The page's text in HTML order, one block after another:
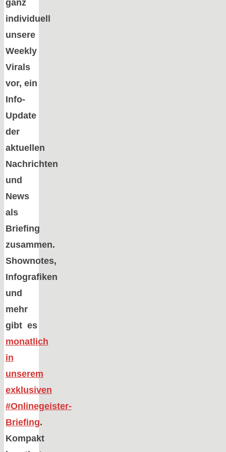
ganz
individuell
unsere
Weekly
Virals
vor, ein
Info-
Update
der
aktuellen
Nachrichten
und
News
als
Briefing
zusammen.
Shownotes,
Infografiken
und
mehr
gibt es
monatlich
in
unserem
exklusiven
#Onlinegeister-
Briefing.
Kompakt